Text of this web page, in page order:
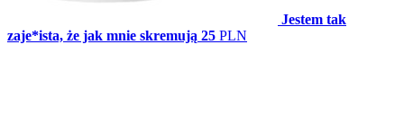
Jestem tak
zaje*ista, że jak mnie skremują 25 PLN